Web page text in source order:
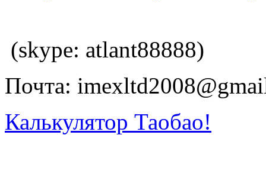
(skype: atlant88888)
Почта:
Калькулятор Таобао!